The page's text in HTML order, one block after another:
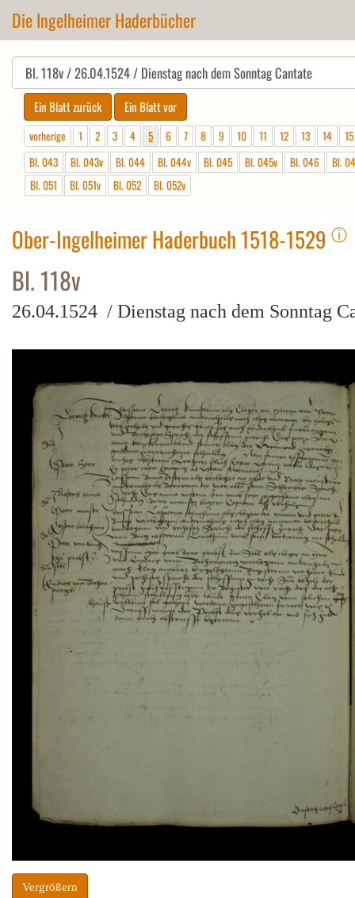
Die Ingelheimer Haderbücher
vorherige 1 2 3 4 5 6 7 8 9 10 11 12 13 14
15
Bl. 043
Bl. 043v Bl. 044 Bl. 044v Bl. 045 Bl. 045v Bl. 046
Bl.
Bl. 051
Bl. 051v Bl. 052 Bl. 052v
Ober-Ingelheimer Haderbuch 1518-1529 ⓘ
Bl. 118v
26.04.1524 / Dienstag nach dem Sonntag
Vergrößern